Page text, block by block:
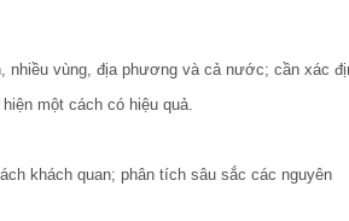
nhiều vùng, địa phương và cả nước; cần xác
một cách có hiệu quả.
khách quan; phân tích sâu sắc các nguyên